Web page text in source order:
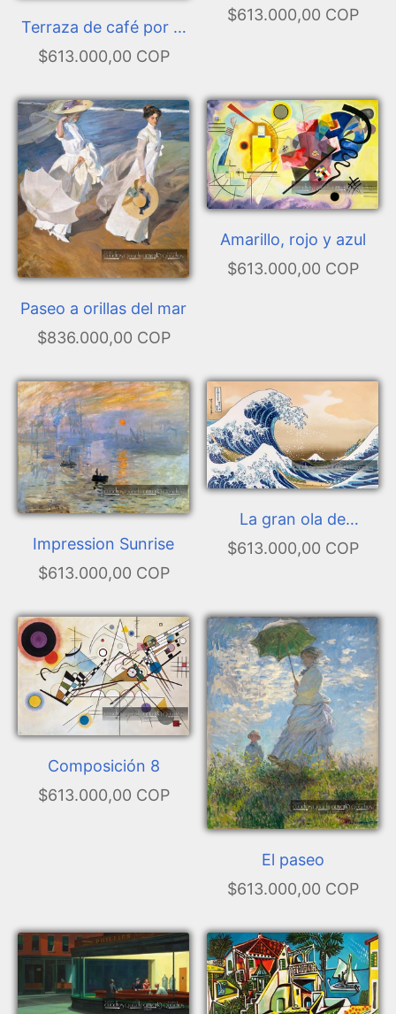
Terraza de café por la
noche
$613.000,00 COP
Giverny
$613.000,00 COP
Paseo a orillas del mar
$836.000,00 COP
Amarillo, rojo y azul
$613.000,00 COP
Impression Sunrise
$613.000,00 COP
La gran ola de
Kanagawa
$613.000,00 COP
Composición 8
$613.000,00 COP
El paseo
$613.000,00 COP